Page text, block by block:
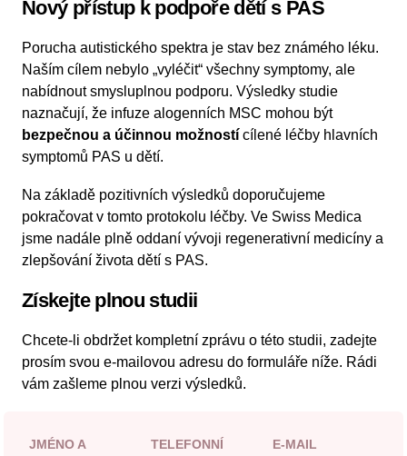
Nový přístup k podpoře dětí s PAS
Porucha autistického spektra je stav bez známého léku.
Naším cílem nebylo „vyléčit“ všechny symptomy, ale
nabídnout smysluplnou podporu. Výsledky studie
naznačují, že infuze alogenních MSC mohou být
bezpečnou a účinnou možností cílené léčby hlavních
symptomů PAS u dětí.
Na základě pozitivních výsledků doporučujeme
pokračovat v tomto protokolu léčby. Ve Swiss Medica
jsme nadále plně oddaní vývoji regenerativní medicíny a
zlepšování života dětí s PAS.
Získejte plnou studii
Chcete-li obdržet kompletní zprávu o této studii, zadejte
prosím svou e-mailovou adresu do formuláře níže. Rádi
vám zašleme plnou verzi výsledků.
JMÉNO A
TELEFONNÍ
E-MAIL